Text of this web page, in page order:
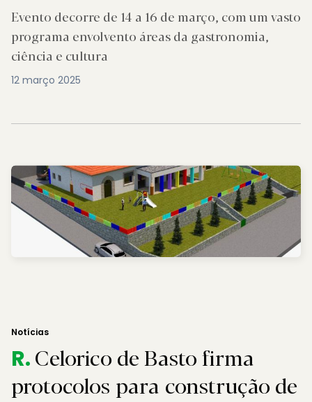
Evento decorre de 14 a 16 de março, com um vasto
programa envolvento áreas da gastronomia,
ciência e cultura
12 março 2025
Notícias
R.Celorico de Basto firma
protocolos para construção de